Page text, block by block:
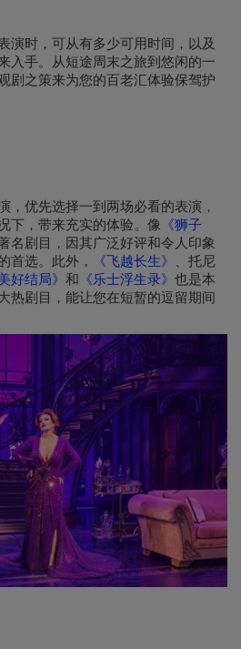
演时，可从有多少可用时间，以及
入手。从短途周末之旅到悠闲的一
剧之策来为您的百老汇体验保驾护
，优先选择一到两场必看的表演，
下，带来充实的体验。像 《狮子
名剧目，因其广泛好评和令人印象
首选。此外，
《飞越长生》
、托尼
好结局》 和 《乐士浮生录》 也是本
热剧目，能让您在短暂的逗留期间